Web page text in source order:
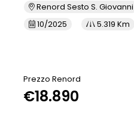
Renord Sesto S. Giovanni
10/2025
5.319 Km
Prezzo Renord
€18.890